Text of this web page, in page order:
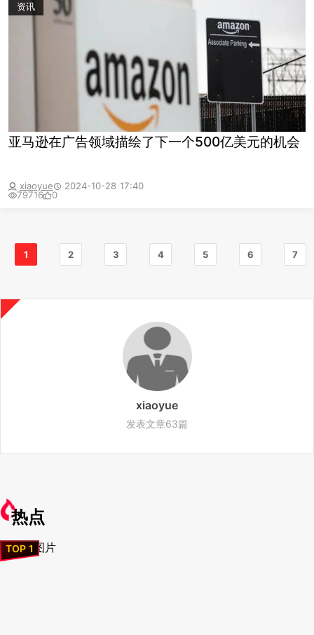
资讯
亚马逊在广告领域描绘了下一个500亿美元的机会
xiaoyue
2024-10-28 17:40
79716
0
1 2 3 4 5 6 7
xiaoyue
发表文章63篇
热点